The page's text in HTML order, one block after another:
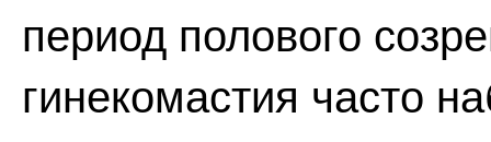
период полового
гинекомастия часто